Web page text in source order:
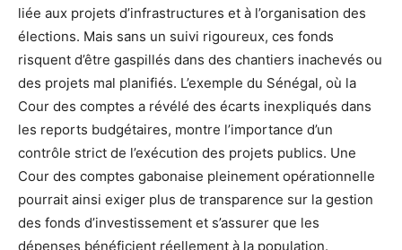
liée aux projets d’infrastructures et à l’organisation des
élections. Mais sans un suivi rigoureux, ces fonds
risquent d’être gaspillés dans des chantiers inachevés ou
des projets mal planifiés. L’exemple du Sénégal, où la
Cour des comptes a révélé des écarts inexpliqués dans
les reports budgétaires, montre l’importance d’un
contrôle strict de l’exécution des projets publics. Une
Cour des comptes gabonaise pleinement opérationnelle
pourrait ainsi exiger plus de transparence sur la gestion
des fonds d’investissement et s’assurer que les
dépenses bénéficient réellement à la population.